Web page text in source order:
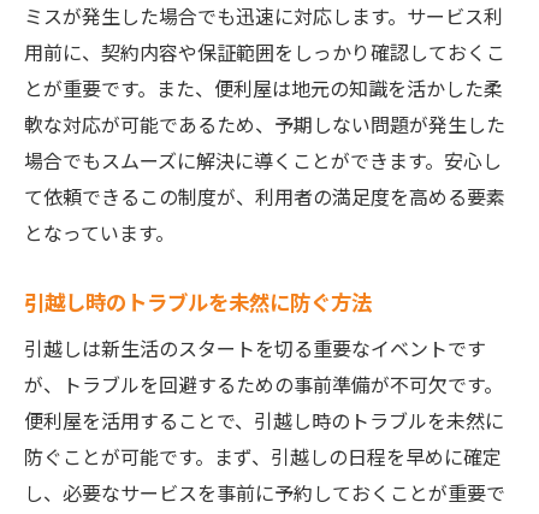
ミスが発生した場合でも迅速に対応します。サービス利
用前に、契約内容や保証範囲をしっかり確認しておくこ
とが重要です。また、便利屋は地元の知識を活かした柔
軟な対応が可能であるため、予期しない問題が発生した
場合でもスムーズに解決に導くことができます。安心し
て依頼できるこの制度が、利用者の満足度を高める要素
となっています。
引越し時のトラブルを未然に防ぐ方法
引越しは新生活のスタートを切る重要なイベントです
が、トラブルを回避するための事前準備が不可欠です。
便利屋を活用することで、引越し時のトラブルを未然に
防ぐことが可能です。まず、引越しの日程を早めに確定
し、必要なサービスを事前に予約しておくことが重要で